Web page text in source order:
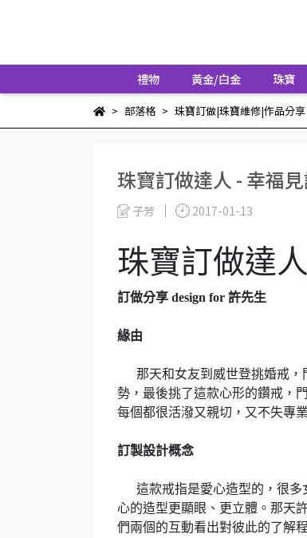
禮物 黃金/白金 珠寶
部落格 珠寶訂做|珠寶維修|作品分享
珠寶訂做達人 - 幸福
子芳 2017-01-13
珠寶訂做達
訂做分享 design for 許先生
緣由
那天和女友到威世登挑婚戒
勢，最後挑了這款心形的鑽戒，
每個都很活潑又親切，又不失專
訂製設計概念
這款戒指是愛心造型的，很
心的造型更顯眼、更立體。那天
們兩個的互動看出對彼此的了解